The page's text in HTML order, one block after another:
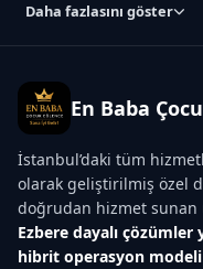
Daha fazlasını göster
En Baba
İstanbul’daki tüm
olarak geliştirilmiş özel
doğrudan hizmet
Ezbere dayalı
hibrit operasyon